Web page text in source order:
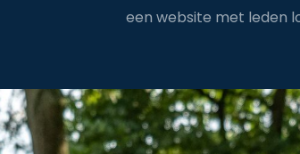
een website met leden